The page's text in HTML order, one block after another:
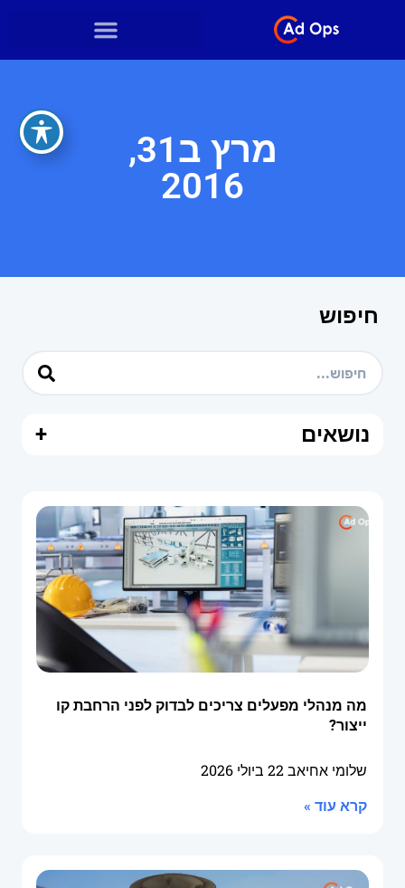
מרץ ב31,
2016
חיפוש
נושאים +
מה מנהלי מפעלים צריכים לבדוק לפני הרחבת קו
ייצור?
שלומי אחיאב22 ביולי 2026
קרא עוד »